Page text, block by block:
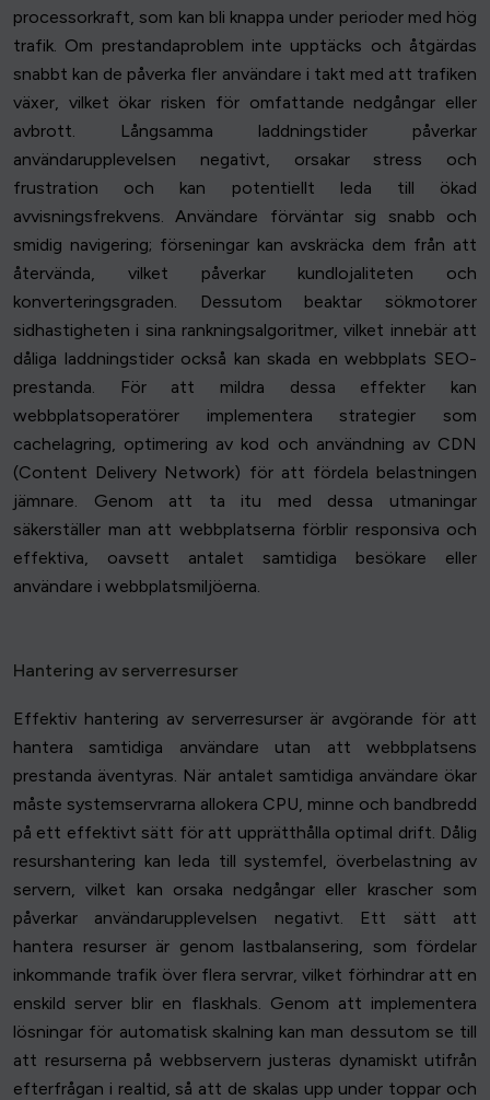
processorkraft, som kan bli knappa under perioder med hög
trafik. Om prestandaproblem inte upptäcks och åtgärdas
snabbt kan de påverka fler användare i takt med att trafiken
växer, vilket ökar risken för omfattande nedgångar eller
avbrott. Långsamma laddningstider påverkar
användarupplevelsen negativt, orsakar stress och
frustration och kan potentiellt leda till ökad
avvisningsfrekvens. Användare förväntar sig snabb och
smidig navigering; förseningar kan avskräcka dem från att
återvända, vilket påverkar kundlojaliteten och
konverteringsgraden. Dessutom beaktar sökmotorer
sidhastigheten i sina rankningsalgoritmer, vilket innebär att
dåliga laddningstider också kan skada en webbplats SEO-
prestanda. För att mildra dessa effekter kan
webbplatsoperatörer implementera strategier som
cachelagring, optimering av kod och användning av CDN
(Content Delivery Network) för att fördela belastningen
jämnare. Genom att ta itu med dessa utmaningar
säkerställer man att webbplatserna förblir responsiva och
effektiva, oavsett antalet samtidiga besökare eller
användare i webbplatsmiljöerna.
Hantering av serverresurser
Effektiv hantering av serverresurser är avgörande för att
hantera samtidiga användare utan att webbplatsens
prestanda äventyras. När antalet samtidiga användare ökar
måste systemservrarna allokera CPU, minne och bandbredd
på ett effektivt sätt för att upprätthålla optimal drift. Dålig
resurshantering kan leda till systemfel, överbelastning av
servern, vilket kan orsaka nedgångar eller krascher som
påverkar användarupplevelsen negativt. Ett sätt att
hantera resurser är genom lastbalansering, som fördelar
inkommande trafik över flera servrar, vilket förhindrar att en
enskild server blir en flaskhals. Genom att implementera
lösningar för automatisk skalning kan man dessutom se till
att resurserna på webbservern justeras dynamiskt utifrån
efterfrågan i realtid, så att de skalas upp under toppar och